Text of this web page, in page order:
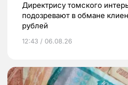
Директрису томского
подозревают в обмане
рублей
12:43 / 06.08.26